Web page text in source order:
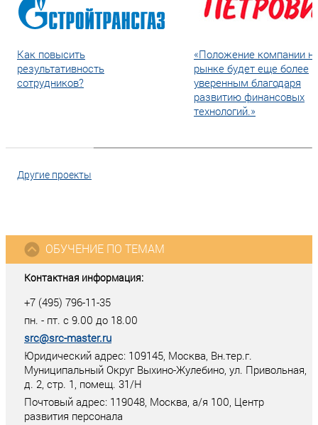
Как повысить
результативность
сотрудников?
«Положение компании
рынке будет еще более
уверенным благодаря
развитию финансовых
технологий.»
Другие проекты
Контактная информация:
+7 (495) 796-11-35
пн. - пт. с 9.00 до 18.00
src@src-master.ru
Юридический адрес: 109145, Москва, Вн.тер.г.
Муниципальный Округ Выхино-Жулебино, ул. Привольная,
д. 2, стр. 1, помещ. 31/Н
Почтовый адрес: 119048, Москва, а/я 100, Центр
развития персонала
ОБУЧЕНИЕ ПО ТЕМАМ